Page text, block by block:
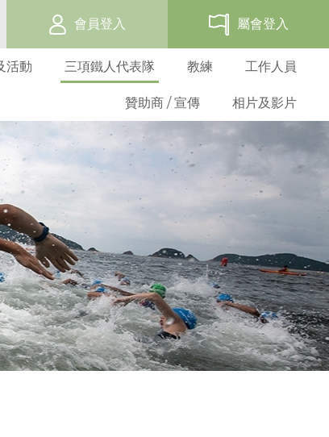
會員登入 屬會登入
網上報名
會員福利
三項鐵人服裝
折扣優惠商
屬會名單
義務及守則
屬會申請
表格下載
動報名表
人世界盃 - 香港
活動
獎
活動
過往三項鐵人發展活動
總會活動
學校活動
成人基層訓練班
青苗訓練
分齡組別訓練
屬會活動
屬會訓練班
三項鐵人代表隊
代表隊資格及架構
選拔準則
比賽選拔
基準測試
優秀運動員獎
港隊隊員
港隊潛質隊員
發展隊隊員
教練
教練培訓班
三項鐵人教
教練進修課程
教練道德守則
表格下載
工作人員
贊助商 / 宣傳
贊助商
贊助方法
相片及影片